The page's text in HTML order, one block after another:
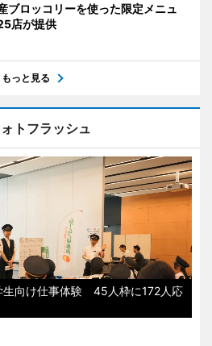
ブロッコリーを使った限定メニュ
店が提供
もっと見る
トフラッシュ
生向け仕事体験 45人枠に172人応